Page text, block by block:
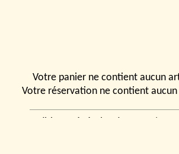
Votre panier ne contient aucun
Votre réservation ne contient